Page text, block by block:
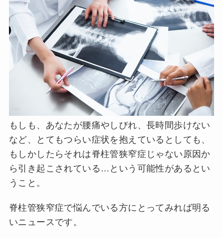
もしも、あなたが腰痛やしびれ、長時間歩けない
など、とてもつらい症状を抱えているとしても、
もしかしたらそれは脊柱管狭窄症じゃない原因か
ら引き起こされている…という可能性があるとい
うこと。
脊柱管狭窄症で悩んでいる方にとってみれば明る
いニュースです。